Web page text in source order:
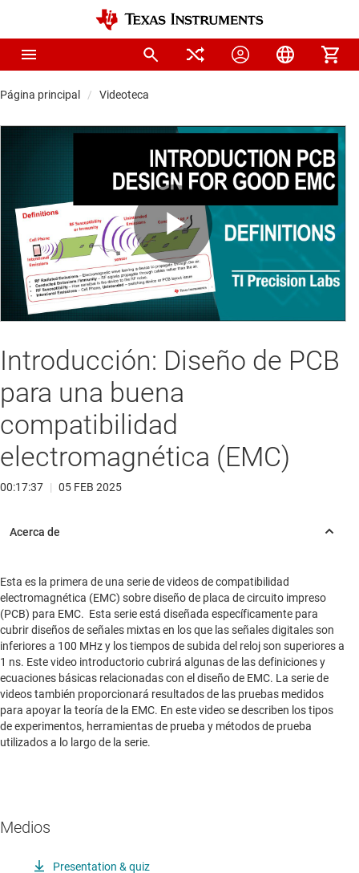
Página principal Videoteca
Play
Video
Introducción: Diseño de PCB
para una buena
compatibilidad
electromagnética (EMC)
00:17:37 | 05 FEB 2025
Esta es la primera de una serie de videos de compatibilidad
electromagnética (EMC) sobre diseño de placa de circuito impreso
(PCB) para EMC. Esta serie está diseñada específicamente para
cubrir diseños de señales mixtas en los que las señales digitales son
inferiores a 100 MHz y los tiempos de subida del reloj son superiores a
1 ns. Este video introductorio cubrirá algunas de las definiciones y
ecuaciones básicas relacionadas con el diseño de EMC. La serie de
videos también proporcionará resultados de las pruebas medidos
para apoyar la teoría de la EMC. En este video se describen los tipos
de experimentos, herramientas de prueba y métodos de prueba
utilizados a lo largo de la serie.
Medios
Presentation & quiz